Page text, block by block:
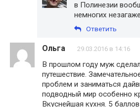
в Полинезии
немногих
Ответить
Ольга 29.03.2016 в 14:16
В прошлом году муж
путешествие.
проблем и заниматься
подводный мир особенно
Вкуснейшая кухня. 5